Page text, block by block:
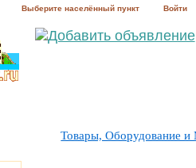
Выберите населённый пункт Войти
Товары, Оборудование и